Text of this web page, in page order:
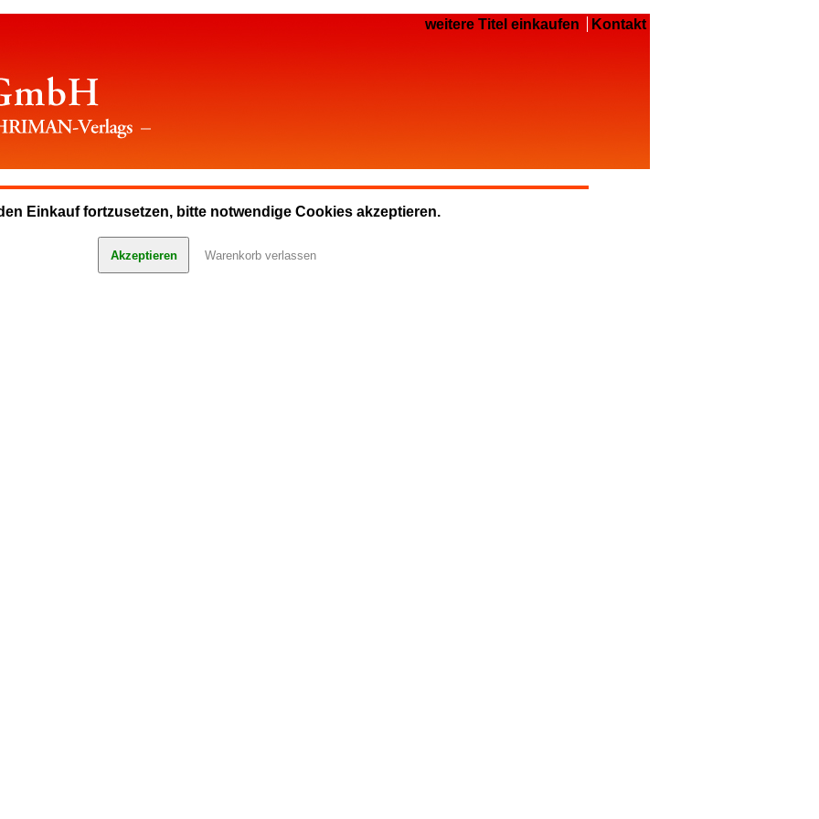
weitere Titel einkaufen Kontakt
Einkauf fortzusetzen, bitte notwendige Cookies akzeptieren.
Akzeptieren Warenkorb verlassen